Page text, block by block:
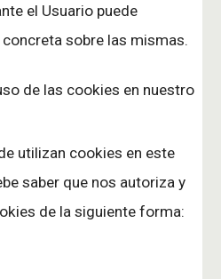
el Usuario puede
sobre las mismas.
de las cookies en nuestro
utilizan cookies en este
saber que nos autoriza y
de la siguiente forma: